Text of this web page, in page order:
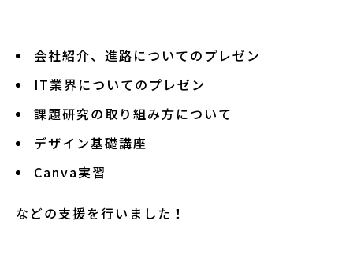
会社紹介、進路についてのプレゼン
IT業界についてのプレゼン
課題研究の取り組み方について
デザイン基礎講座
Canva実習
などの支援を行いました！